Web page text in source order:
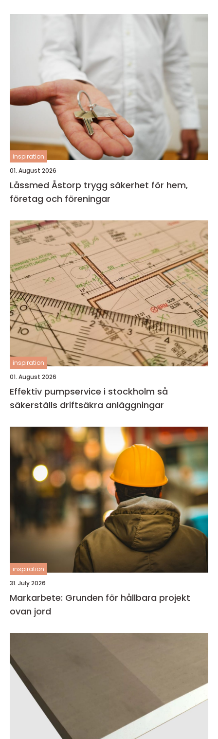
inspiration
01. August 2026
Låssmed Åstorp trygg säkerhet för hem,
företag och föreningar
inspiration
01. August 2026
Effektiv pumpservice i stockholm så
säkerställs driftsäkra anläggningar
inspiration
31. July 2026
Markarbete: Grunden för hållbara projekt
ovan jord